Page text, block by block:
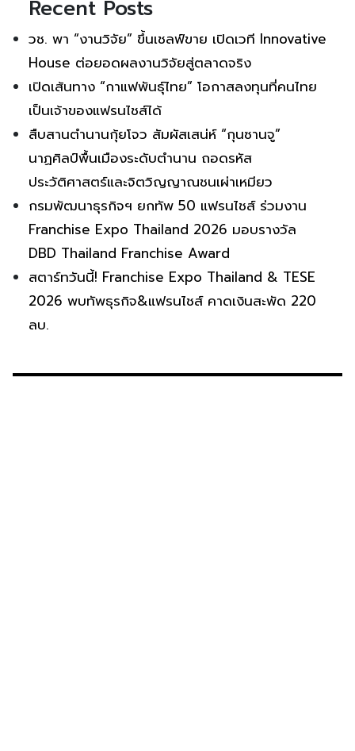
Recent Posts
วช. พา “งานวิจัย” ขึ้นเชลฟ์ขาย เปิดเวที Innovative
House ต่อยอดผลงานวิจัยสู่ตลาดจริง
เปิดเส้นทาง “กาแฟพันธุ์ไทย” โอกาสลงทุนที่คนไทย
เป็นเจ้าของแฟรนไชส์ได้
สืบสานตำนานกุ้ยโจว สัมผัสเสน่ห์ “กุนซานจู”
นาฏศิลป์พื้นเมืองระดับตำนาน ถอดรหัส
ประวัติศาสตร์และจิตวิญญาณชนเผ่าเหมียว
กรมพัฒนาธุรกิจฯ ยกทัพ 50 แฟรนไชส์ ร่วมงาน
Franchise Expo Thailand 2026 มอบรางวัล
DBD Thailand Franchise Award
สตาร์ทวันนี้! Franchise Expo Thailand & TESE
2026 พบทัพธุรกิจ&แฟรนไชส์ คาดเงินสะพัด 220
ลบ.